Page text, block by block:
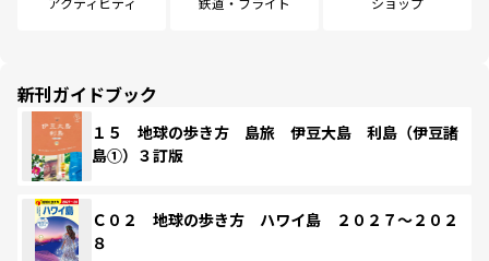
新刊ガイドブック
１５ 地球の歩き方 島旅 伊豆大島 利島（伊豆諸
島①）３訂版
Ｃ０２ 地球の歩き方 ハワイ島 ２０２７～２０２
８